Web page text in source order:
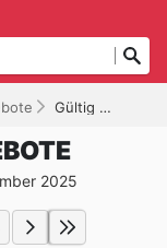
Gültig bis 06.12.2025
2025